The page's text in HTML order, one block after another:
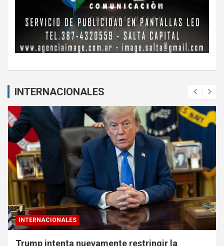
INTERNACIONALES
INTERNACIONALES
Trump intenta nuevamente restringir la